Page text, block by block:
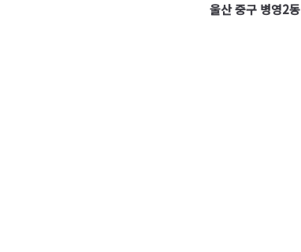
울산 중구 병영2동